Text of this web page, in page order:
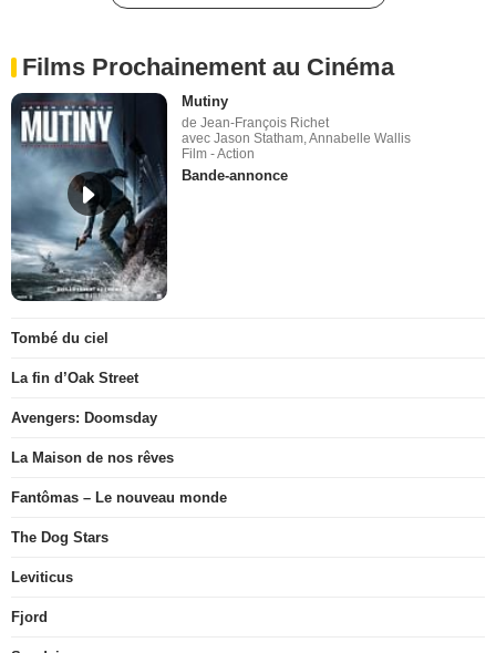
Films Prochainement au Cinéma
Mutiny
de Jean-François Richet
avec Jason Statham, Annabelle Wallis
Film - Action
Bande-annonce
Tombé du ciel
La fin d’Oak Street
Avengers: Doomsday
La Maison de nos rêves
Fantômas – Le nouveau monde
The Dog Stars
Leviticus
Fjord